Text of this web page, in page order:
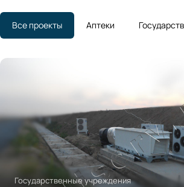
Все проекты Аптеки
Государственные учреждения